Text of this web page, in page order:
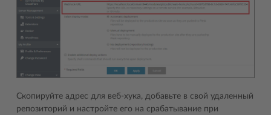
Скопируйте адрес для веб-хука, добавьте в свой удаленный
репозиторий и настройте его на срабатывание при